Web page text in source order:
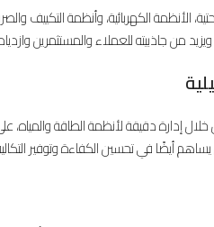
الأنظمة الكهربائية، وأنظمة
من جاذبيته للعملاء والمستثمرين
إدارة دقيقة لأنظمة الطاقة
يساهم أيضًا في تحسين الكفاءة وتوفير